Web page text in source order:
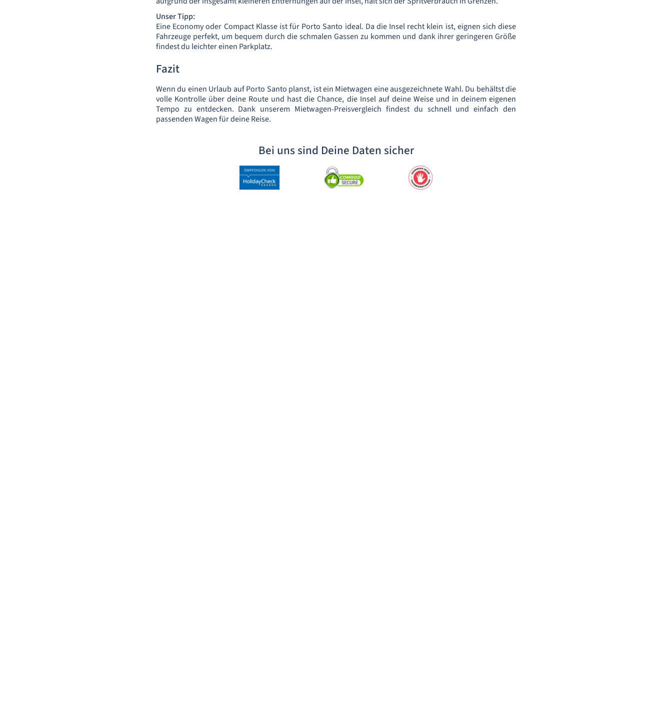
Unser Tipp:
Eine Economy oder Compact Klasse ist für Porto Santo ideal. Da die Insel recht klein ist, eignen sich diese
Fahrzeuge perfekt, um bequem durch die schmalen Gassen zu kommen und dank ihrer geringeren Größe
findest du leichter einen Parkplatz.
Fazit
Wenn du einen Urlaub auf Porto Santo planst, ist ein Mietwagen eine ausgezeichnete Wahl. Du behältst die
volle Kontrolle über deine Route und hast die Chance, die Insel auf deine Weise und in deinem eigenen
Tempo zu entdecken. Dank unserem Mietwagen-Preisvergleich findest du schnell und einfach den
passenden Wagen für deine Reise.
Bei uns sind Deine Daten sicher